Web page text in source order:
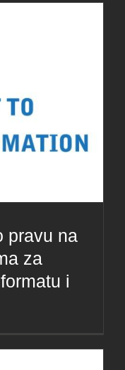
pravu na
za
i